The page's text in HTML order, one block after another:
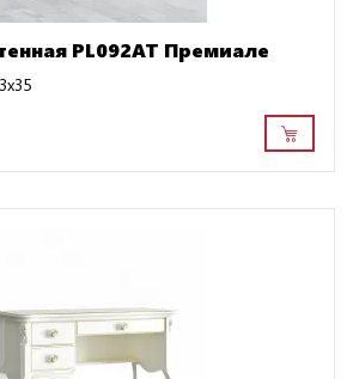
PL092AT Премиале